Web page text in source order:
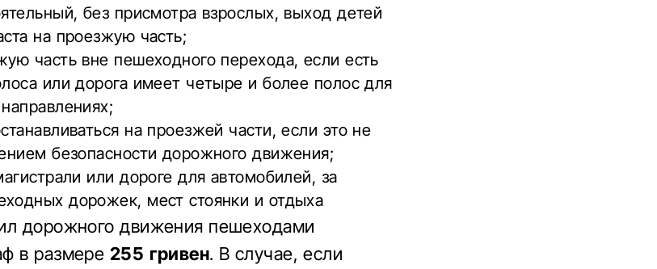
без присмотра взрослых, выход детей
на проезжую часть;
часть вне пешеходного перехода, если есть
или дорога имеет четыре и более полос для
на проезжей части, если это не
безопасности дорожного движения;
или дороге для автомобилей, за
дорожек, мест стоянки и отдыха
дорожного движения пешеходами
в размере 255 гривен. В случае, если